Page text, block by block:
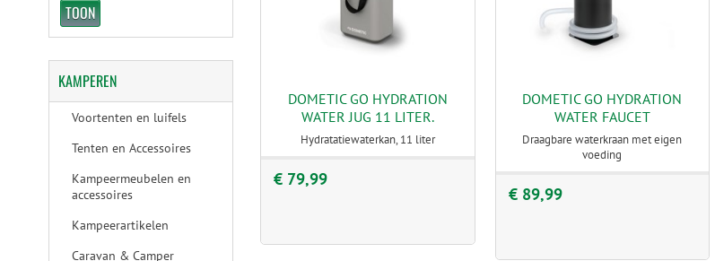
DOMETIC GO HYDRATION
WATER JUG 11 LITER.
Hydratatiewaterkan, 11 liter
€ 79,99
DOMETIC GO HYDRATION
WATER FAUCET
Draagbare waterkraan met eigen
voeding
€ 89,99
KAMPEREN
Voortenten en luifels
Tenten en Accessoires
Kampeermeubelen en
accessoires
Kampeerartikelen
Caravan & Camper